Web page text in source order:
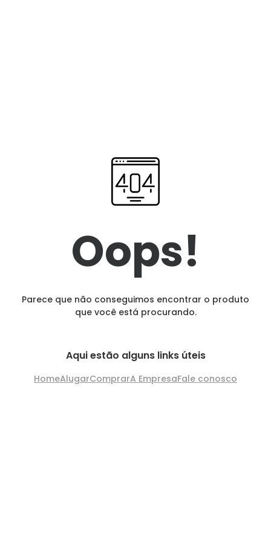
Oops!
Parece que não conseguimos encontrar o produto
que você está procurando.
Aqui estão alguns links úteis
HomeAlugarComprarA EmpresaFale conosco